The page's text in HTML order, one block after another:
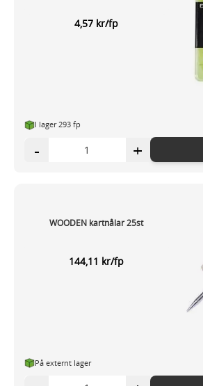
4,57 kr/fp
I lager 293 fp
- +
WOODEN kartnålar 25st
144,11 kr/fp
På externt lager